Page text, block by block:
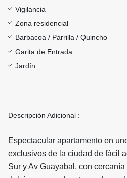
Vigilancia
Zona residencial
Barbacoa / Parrilla / Quincho
Garita de Entrada
Jardín
Descripción Adicional :
Espectacular apartamento en
exclusivos de la ciudad de fácil
Sur y Av Guayabal, con